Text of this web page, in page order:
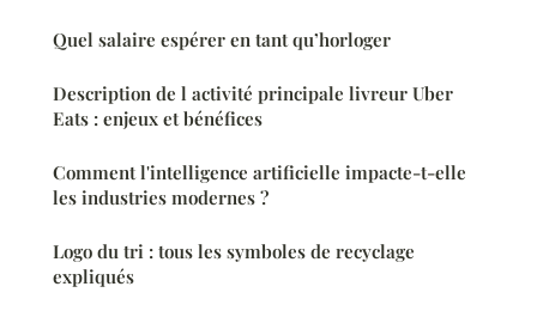
Quel salaire espérer en tant qu’horloger
Description de l activité principale livreur Uber
Eats : enjeux et bénéfices
Comment l'intelligence artificielle impacte-t-elle
les industries modernes ?
Logo du tri : tous les symboles de recyclage
expliqués